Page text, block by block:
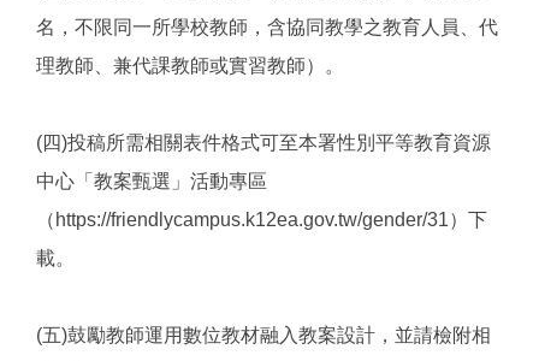
名，不限同一所學校教師，含協同教學之教育人員、代
理教師、兼代課教師或實習教師）。
(四)投稿所需相關表件格式可至本署性別平等教育資源
中心「教案甄選」活動專區
（https://friendlycampus.k12ea.gov.tw/gender/31）下
載。
(五)鼓勵教師運用數位教材融入教案設計，並請檢附相